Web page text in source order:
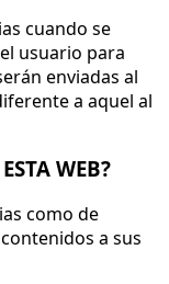
cuando se
usuario para
enviadas al
a aquel al
WEB?
como de
a sus